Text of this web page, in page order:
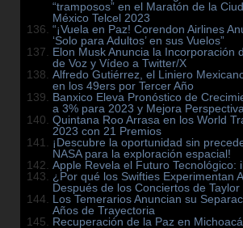
“tramposos” en el Maratón de la
México Telcel 2023
“¡Vuela en Paz! Corendon Airlines
‘Solo para Adultos’ en sus Vuelos”
Elon Musk Anuncia la Incorporación
de Voz y Vídeo a Twitter/X
Alfredo Gutiérrez, el Liniero
en los 49ers por Tercer Año
Banxico Eleva Pronóstico de
a 3% para 2023 y Mejora
Quintana Roo Arrasa en los World
2023 con 21 Premios
¡Descubre la oportunidad sin
NASA para la exploración espacial!
Apple Revela el Futuro Tecnológico:
¿Por qué los Swifties Experimentan
Después de los Conciertos de Taylor
Los Temerarios Anuncian su
Años de Trayectoria
Recuperación de la Paz en